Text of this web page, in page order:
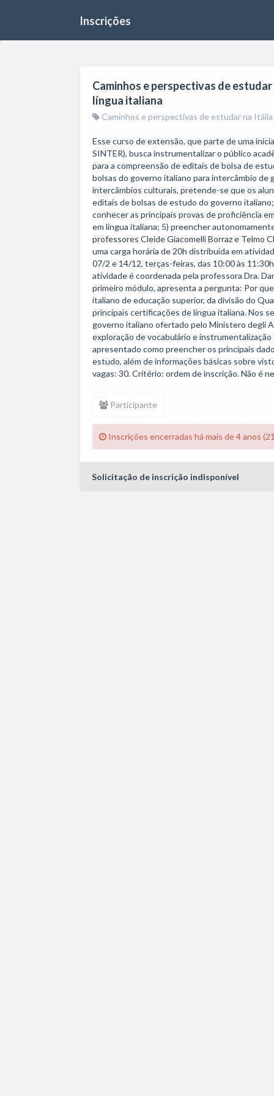
Inscrições
Caminhos e perspectivas de
língua italiana
Caminhos e perspectivas de estudar na
Esse curso de extensão, que parte de uma
SINTER), busca instrumentalizar o público
para a compreensão de editais de bolsa de
bolsas do governo italiano para intercâmbio de
intercâmbios culturais, pretende-se que os
editais de bolsas de estudo do governo
conhecer as principais provas de proficiência
em língua italiana; 5) preencher
professores Cleide Giacomelli Borraz e Telmo
uma carga horária de 20h distribuída em
07/2 e 14/12, terças-feiras, das 10:00 às
atividade é coordenada pela professora Dra.
primeiro módulo, apresenta a pergunta: Por
italiano de educação superior, da divisão do
principais certificações de língua italiana. Nos
governo italiano ofertado pelo Ministero degli
exploração de vocabulário e
apresentado como preencher os principais
estudo, além de informações básicas sobre
vagas: 30. Critério: ordem de inscrição. Não é
Participante
Inscrições encerradas há mais de 4 anos
Solicitação de inscrição indisponível